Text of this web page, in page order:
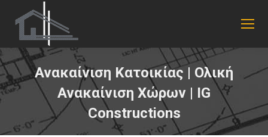
Ανακαίνιση Κατοικίας | Ολική
Ανακαίνιση Χώρων | IG
Constructions
You are here: